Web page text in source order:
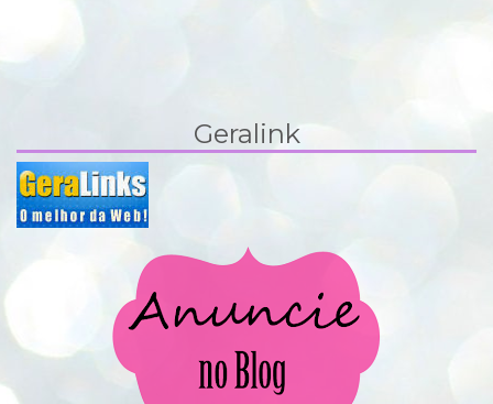
Geralink